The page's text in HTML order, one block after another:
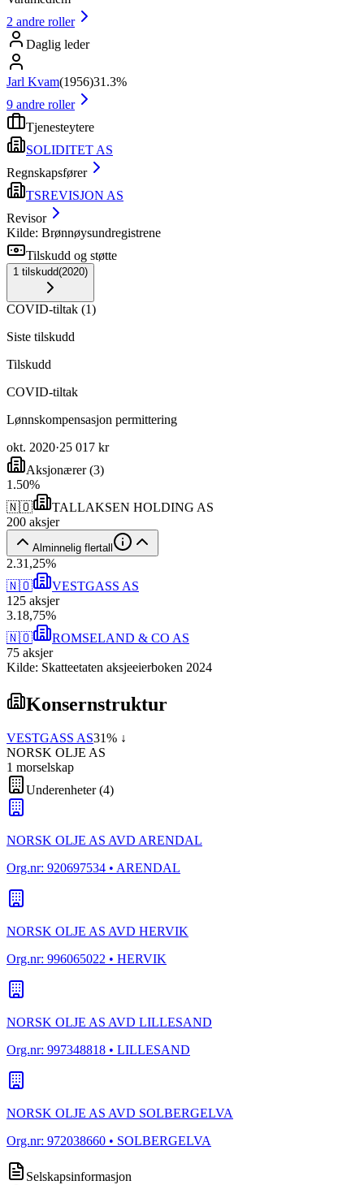
2 andre roller
Daglig leder
Jarl Kvam(1956)31.3%
9 andre roller
Tjenesteytere
SOLIDITET AS
Regnskapsfører
TSREVISJON AS
Revisor
Kilde: Brønnøysundregistrene
Tilskudd og støtte
1 tilskudd(2020)
COVID-tiltak (1)
Siste tilskudd
Tilskudd
COVID-tiltak
Lønnskompensasjon permittering
okt. 2020·25 017 kr
Aksjonærer(3)
1 .50%
🇳🇴
TALLAKSEN HOLDING AS
200 aksjer
Alminnelig flertall
2.31,25%
🇳🇴
VESTGASS AS
125 aksjer
3.18,75%
🇳🇴
ROMSELAND & CO AS
75 aksjer
Kilde: Skatteetaten aksjeeierboken 2024
Konsernstruktur
VESTGASS AS31% ↓
NORSK OLJE AS
1 morselskap
Underenheter(4)
NORSK OLJE AS AVD ARENDAL
Org.nr: 920697534 • ARENDAL
NORSK OLJE AS AVD HERVIK
Org.nr: 996065022 • HERVIK
NORSK OLJE AS AVD LILLESAND
Org.nr: 997348818 • LILLESAND
NORSK OLJE AS AVD SOLBERGELVA
Org.nr: 972038660 • SOLBERGELVA
Selskapsinformasjon